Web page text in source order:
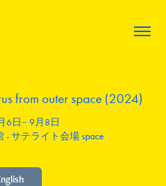
from outer space (2024)
6日− 9月8日
サテライト会場 space